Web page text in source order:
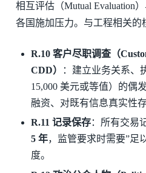
相互评估（Mutual Evaluation
各国施加压力。与工程相关的
R.10 客户尽职调查（
CDD）
：建立业务关系、
15,000 美元或等值）的偶
融资、对既有信息真实性
R.11 记录保存：所有交易
5 年，监管要求时需要”足
度。